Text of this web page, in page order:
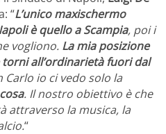
“L’unico maxischermo
è quello a Scampia, poi i
vogliono. La mia posizione
torni all’ordinarietà fuori dal
Carlo io ci vedo solo la
. Il nostro obiettivo è che
attraverso la musica, la
“